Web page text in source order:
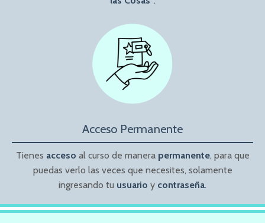
Acceso Permanente
Tienes acceso al curso de manera permanente, para que
puedas verlo las veces que necesites, solamente
ingresando tu usuario y contraseña.